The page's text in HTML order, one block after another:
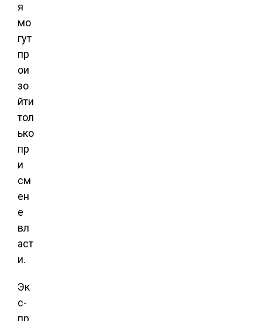
я
мо
гут
пр
ои
зо
йти
тол
ько
пр
и
см
ен
е
вл
аст
и.
Эк
с-
пр